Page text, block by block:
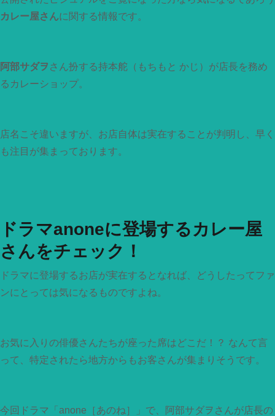
カレー屋さんに関する情報です。
阿部サダヲ さん扮する持本舵（もちもと かじ）が店長を務め
るカレーショップ。
店名こそ違いますが、お店自体は実在することが判明し、早く
も注目が集まっております。
ドラマanoneに登場するカレー屋
さんをチェック！
ドラマに登場するお店が実在するとなれば、どうしたってファ
ンにとっては気になるものですよね。
お気に入りの俳優さんたちが座った席はどこだ！？ なんて言
って、特定されたら地方からもお客さんが集まりそうです。
今回ドラマ「anone［あのね］」で、阿部サダヲさんが店長の